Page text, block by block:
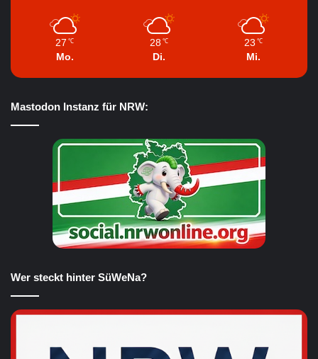
27 ℃
Mo.
28 ℃
Di.
23 ℃
Mi.
Mastodon Instanz für NRW:
Wer steckt hinter SüWeNa?